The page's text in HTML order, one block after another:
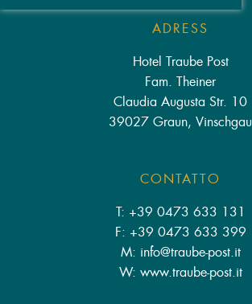
ADRESS
Hotel Traube Post
Fam. Theiner
Claudia Augusta Str. 10
39027 Graun, Vinschgau
CONTATTO
T: +39 0473 633 131
F: +39 0473 633 399
M: info@traube-post.it
W: www.traube-post.it